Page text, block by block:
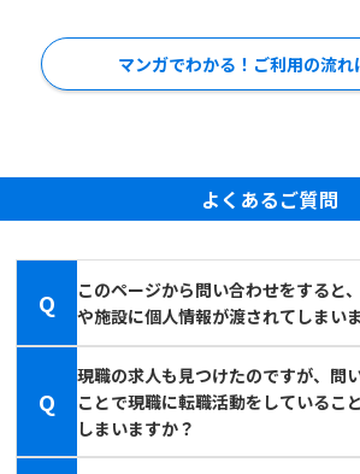
マンガでわかる！ご利用の流れ
よくあるご質問
Q
このページから問い合わせをすると
や施設に個人情報が渡されてしまい
Q
現職の求人も見つけたのですが、問
ことで現職に転職活動をしているこ
しまいますか？